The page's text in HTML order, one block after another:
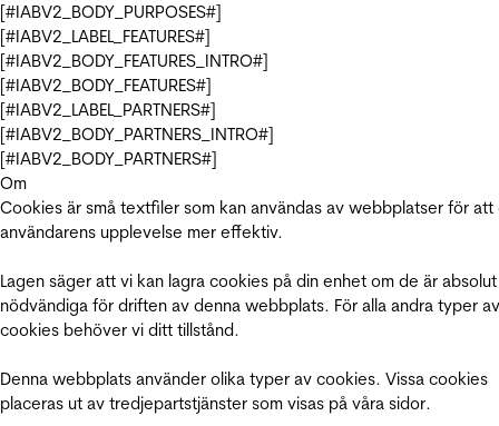
[#IABV2_BODY_PURPOSES#]
[#IABV2_LABEL_FEATURES#]
[#IABV2_BODY_FEATURES_INTRO#]
[#IABV2_BODY_FEATURES#]
[#IABV2_LABEL_PARTNERS#]
[#IABV2_BODY_PARTNERS_INTRO#]
[#IABV2_BODY_PARTNERS#]
Om
Cookies är små textfiler som kan användas av webbplatser för att
användarens upplevelse mer effektiv.
Lagen säger att vi kan lagra cookies på din enhet om de är absolut
nödvändiga för driften av denna webbplats. För alla andra typer av
cookies behöver vi ditt tillstånd.
Denna webbplats använder olika typer av cookies. Vissa cookies
placeras ut av tredjepartstjänster som visas på våra sidor.